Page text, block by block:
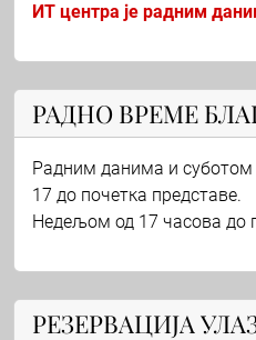
ИТ центра је радним
РАДНО ВРЕМЕ
Радним данима и суботом
17 до почетка представе.
Недељом од 17 часова до
РЕЗЕРВАЦИЈА